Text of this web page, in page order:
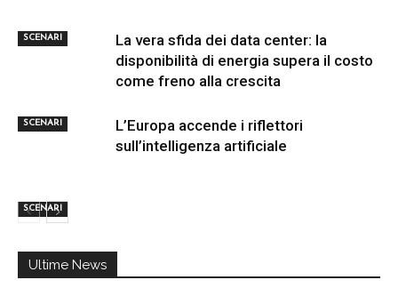
SCENARI
SCENARI
La vera sfida dei data center: la
disponibilità di energia supera il costo
come freno alla crescita
SCENARI
L’Europa accende i riflettori
sull’intelligenza artificiale
Ultime News